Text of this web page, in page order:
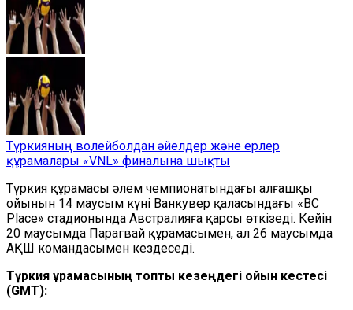
Түркияның волейболдан әйелдер және ерлер
құрамалары «VNL» финалына шықты
Түркия құрамасы әлем чемпионатындағы алғашқы
ойынын 14 маусым күні Ванкувер қаласындағы «BC
Place» стадионында Австралияға қарсы өткізеді. Кейін
20 маусымда Парагвай құрамасымен, ал 26 маусымда
АҚШ командасымен кездеседі.
Түркия құрамасының топтық кезеңдегі ойын кестесі
(GMT):